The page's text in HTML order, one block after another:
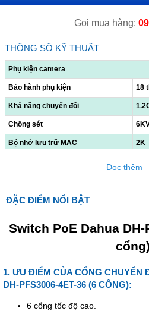
Gọi mua hàng:
THÔNG SỐ KỸ THUẬT
Phụ kiện camera
Bảo hành phụ kiện 18
Khả năng chuyển đổi
Chống sét
Bộ nhớ lưu trữ MAC 2K
Đọc thêm
ĐẶC ĐIỂM NỔI BẬT
Switch PoE Dahua DH-
cổng)
1. ƯU ĐIỂM CỦA CỔNG CHUYỂN
DH-PFS3006-4ET-36 (6 CỔNG):
6 cổng tốc độ cao.